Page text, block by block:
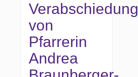
Verabschiedung
von
Pfarrerin
Andrea